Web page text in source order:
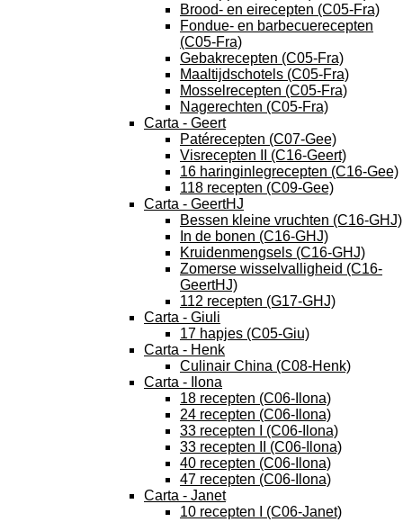
Brood- en eirecepten (C05-Fra)
Fondue- en barbecuerecepten
(C05-Fra)
Gebakrecepten (C05-Fra)
Maaltijdschotels (C05-Fra)
Mosselrecepten (C05-Fra)
Nagerechten (C05-Fra)
Carta - Geert
Patérecepten (C07-Gee)
Visrecepten II (C16-Geert)
16 haringinlegrecepten (C16-Gee)
118 recepten (C09-Gee)
Carta - GeertHJ
Bessen kleine vruchten (C16-GHJ)
In de bonen (C16-GHJ)
Kruidenmengsels (C16-GHJ)
Zomerse wisselvalligheid (C16-
GeertHJ)
112 recepten (G17-GHJ)
Carta - Giuli
17 hapjes (C05-Giu)
Carta - Henk
Culinair China (C08-Henk)
Carta - Ilona
18 recepten (C06-Ilona)
24 recepten (C06-Ilona)
33 recepten I (C06-Ilona)
33 recepten II (C06-Ilona)
40 recepten (C06-Ilona)
47 recepten (C06-Ilona)
Carta - Janet
10 recepten I (C06-Janet)